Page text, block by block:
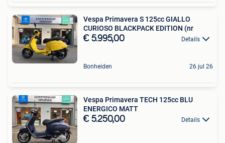
Vespa Primavera S 125cc GIALLO
CURIOSO BLACKPACK EDITION (nr
€ 5.995,00 Details
Bonheiden 26 jul 26
Vespa Primavera TECH 125cc BLU
ENERGICO MATT
€ 5.250,00 Details